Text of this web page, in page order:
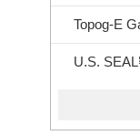
Topog-E
U.S.